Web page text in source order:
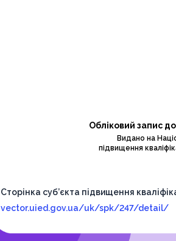
Обліковий запис
Видано на
підвищення
Сторінка суб’єкта підвищення
vector.uied.gov.ua/uk/spk/247/detail/